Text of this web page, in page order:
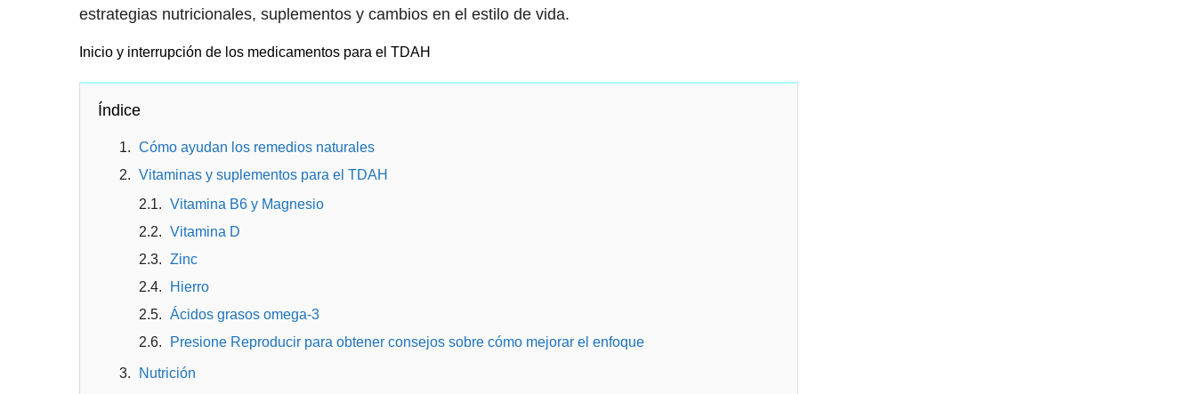
estrategias nutricionales, suplementos y cambios en el estilo de vida.
Inicio y interrupción de los medicamentos para el TDAH
Índice
Cómo ayudan los remedios naturales
Vitaminas y suplementos para el TDAH
Vitamina B6 y Magnesio
Vitamina D
Zinc
Hierro
Ácidos grasos omega-3
Presione Reproducir para obtener consejos sobre cómo mejorar el enfoque
Nutrición